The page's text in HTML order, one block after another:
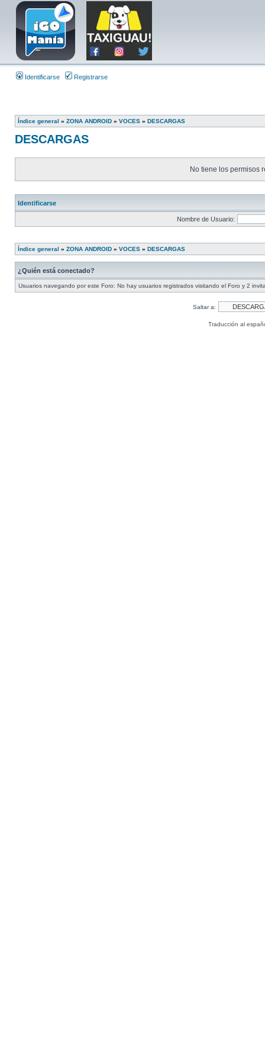
Identificarse Registrarse
Índice general » ZONA ANDROID » VOCES » DESCARGAS
DESCARGAS
No tiene los permisos
Identificarse
Nombre de Usuario:
Índice general » ZONA ANDROID » VOCES » DESCARGAS
¿Quién está conectado?
Usuarios navegando por este Foro: No hay usuarios registrados visitando el Foro y 2
Saltar a:
Traducción al